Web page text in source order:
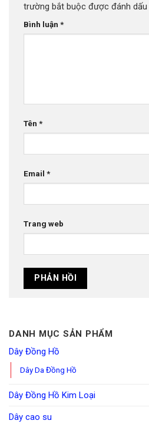
trường bắt buộc được đánh dấu
Bình luận *
Tên *
Email *
Trang web
DANH MỤC SẢN PHẨM
Dây Đồng Hồ
Dây Da Đồng Hồ
Dây Đồng Hồ Kim Loại
Dây cao su